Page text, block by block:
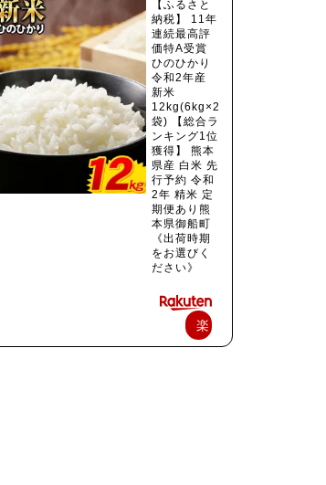
【ふるさと
納税】 11年
連続最高評
価特A受賞
ひのひかり
令和2年産
新米
12kg(6kg×2
袋) 【総合ラ
ンキング1位
獲得】 熊本
県産 白米 先
行予約 令和
2年 精米 定
期便あり熊
本県御船町
《出荷時期
をお選びく
ださい》
楽